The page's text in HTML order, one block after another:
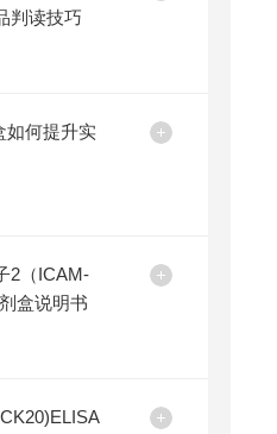
判读技巧
如何提升实
2（ICAM-
盒说明书